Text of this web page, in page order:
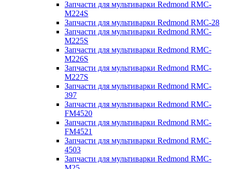
Запчасти для мультиварки Redmond RMC-
M224S
Запчасти для мультиварки Redmond RMC-28
Запчасти для мультиварки Redmond RMC-
M225S
Запчасти для мультиварки Redmond RMC-
M226S
Запчасти для мультиварки Redmond RMC-
M227S
Запчасти для мультиварки Redmond RMC-
397
Запчасти для мультиварки Redmond RMC-
FM4520
Запчасти для мультиварки Redmond RMC-
FM4521
Запчасти для мультиварки Redmond RMC-
4503
Запчасти для мультиварки Redmond RMC-